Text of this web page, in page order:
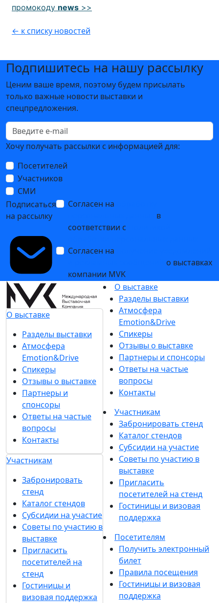
промокоду news >>
← к списку новостей
Подпишитесь на нашу рассылку
Ценим ваше время, поэтому будем присылать
только важные новости выставки и
спецпредложения.
Хочу получать рассылки с информацией для:
Посетителей
Участников
СМИ
Подписаться
на рассылку
Согласен на
в
соответствии с
Согласен на
о выставках
компании MVK
О выставке
Разделы выставки
Атмосфера
Emotion&Drive
Спикеры
Отзывы о выставке
Партнеры и
спонсоры
Ответы на частые
вопросы
Контакты
Участникам
Забронировать
стенд
Каталог стендов
Субсидии на участие
Советы по участию в
выставке
Пригласить
посетителей на
стенд
Гостиницы и
визовая поддержка
О выставке
Разделы выставки
Атмосфера
Emotion&Drive
Спикеры
Отзывы о выставке
Партнеры и спонсоры
Ответы на частые
вопросы
Контакты
Участникам
Забронировать стенд
Каталог стендов
Субсидии на участие
Советы по участию в
выставке
Пригласить
посетителей на стенд
Гостиницы и визовая
поддержка
Посетителям
Получить электронный
билет
Правила посещения
Гостиницы и визовая
поддержка